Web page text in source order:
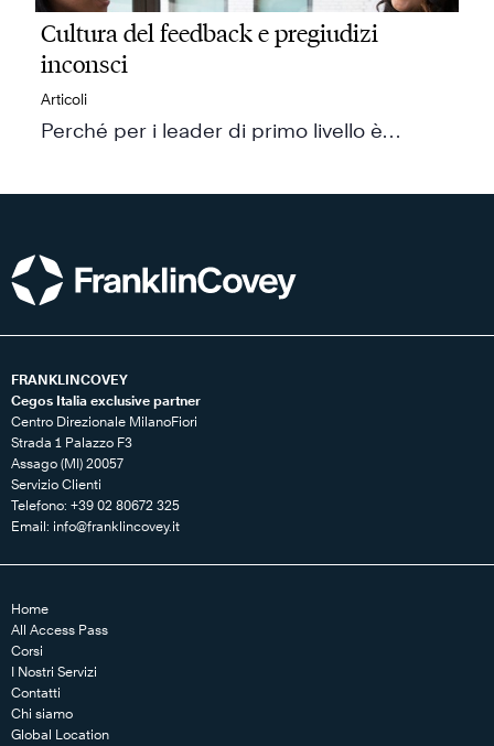
Cultura del feedback e pregiudizi
inconsci
Articoli
Perché per i leader di primo livello è…
FRANKLINCOVEY
Cegos Italia exclusive partner
Centro Direzionale MilanoFiori
Strada 1 Palazzo F3
Assago (MI) 20057
Servizio Clienti
Telefono: +39 02 80672 325
Email: info@franklincovey.it
Home
All Access Pass
Corsi
I Nostri Servizi
Contatti
Chi siamo
Global Location